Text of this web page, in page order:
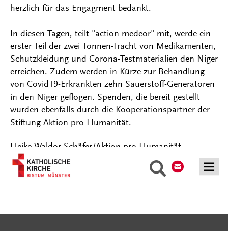
Suche
herzlich für das Engagment bedankt.
In diesen Tagen, teilt "action medeor" mit, werde ein
erster Teil der zwei Tonnen-Fracht von Medikamenten,
Schutzkleidung und Corona-Testmaterialien den Niger
erreichen. Zudem werden in Kürze zur Behandlung
von Covid19-Erkrankten zehn Sauerstoff-Generatoren
in den Niger geflogen. Spenden, die bereit gestellt
wurden ebenfalls durch die Kooperationspartner der
Stiftung Aktion pro Humanität.
Heike Waldor-Schäfer/Aktion pro Humanität